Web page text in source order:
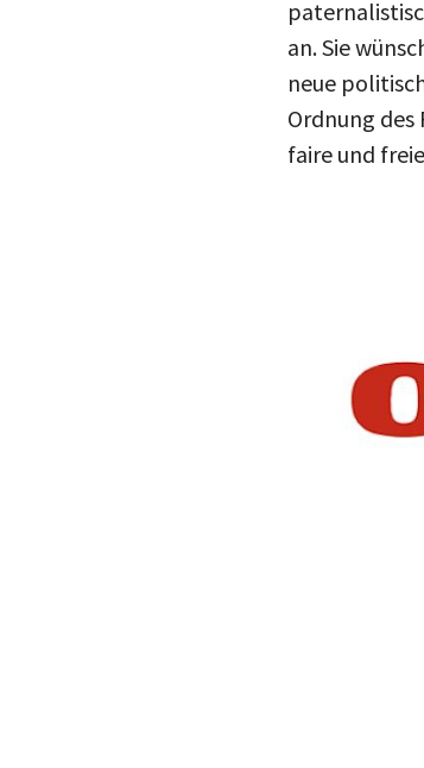
an. Sie
neue
Ordnung
faire und